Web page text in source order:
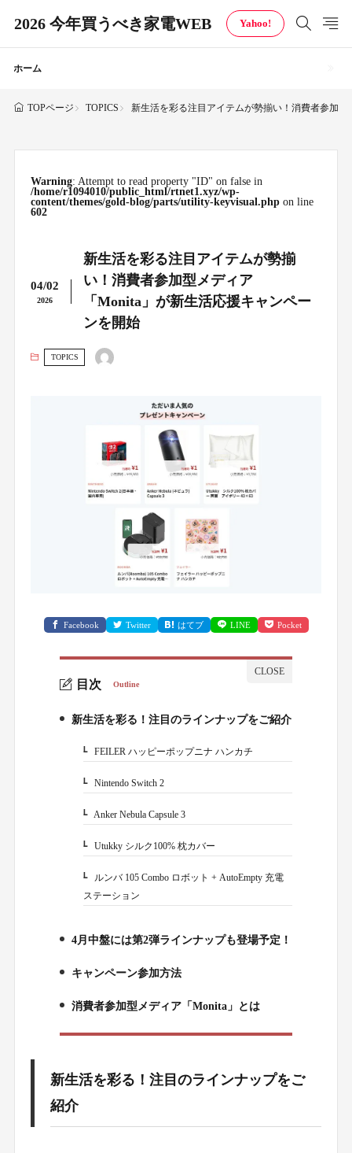
2026 今年買うべき家電WEB Yahoo!
ホーム
TOPページ TOPICS 新生活を彩る注目アイテムが勢揃い！消費者参加
Warning: Attempt to read property "ID" on false in
/home/r1094010/public_html/rtnet1.xyz/wp-
content/themes/gold-blog/parts/utility-keyvisual.phpon line
602
04/02
2026
新生活を彩る注目アイテムが勢揃
い！消費者参加型メディア
「Monita」が新生活応援キャンペー
ンを開始
TOPICS
Facebook Twitter はてブ LINE Pocket
目次 Outline
1.
新生活を彩る！注目のラインナップをご紹介
1-1.FEILER ハッピーポップニナ ハンカチ
1-2.Nintendo Switch 2
1-3.Anker Nebula Capsule 3
1-4.Utukky シルク100% 枕カバー
1-5.ルンバ 105 Combo ロボット + AutoEmpty 充電
ステーション
4月中盤には第2弾ラインナップも登場予定！
キャンペーン参加方法
4.
消費者参加型メディア「Monita」とは
新生活を彩る！注目のラインナップをご
紹介